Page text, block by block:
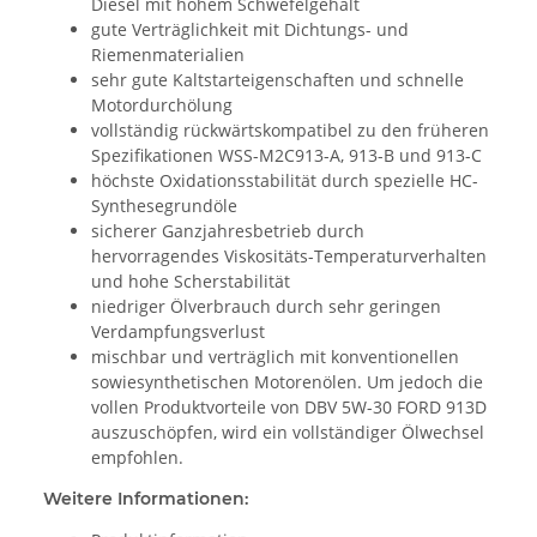
gute Verträglichkeit mit Dichtungs- und
Riemenmaterialien
sehr gute Kaltstarteigenschaften und schnelle
Motordurchölung
vollständig rückwärtskompatibel zu den früheren
Spezifikationen WSS-M2C913-A, 913-B und 913-C
höchste Oxidationsstabilität durch spezielle HC-
Synthesegrundöle
sicherer Ganzjahresbetrieb durch
hervorragendes Viskositäts-Temperaturverhalten
und hohe Scherstabilität
niedriger Ölverbrauch durch sehr geringen
Verdampfungsverlust
mischbar und verträglich mit konventionellen
sowiesynthetischen Motorenölen. Um jedoch die
vollen Produktvorteile von DBV 5W-30 FORD 913D
auszuschöpfen, wird ein vollständiger Ölwechsel
empfohlen.
Weitere Informationen: